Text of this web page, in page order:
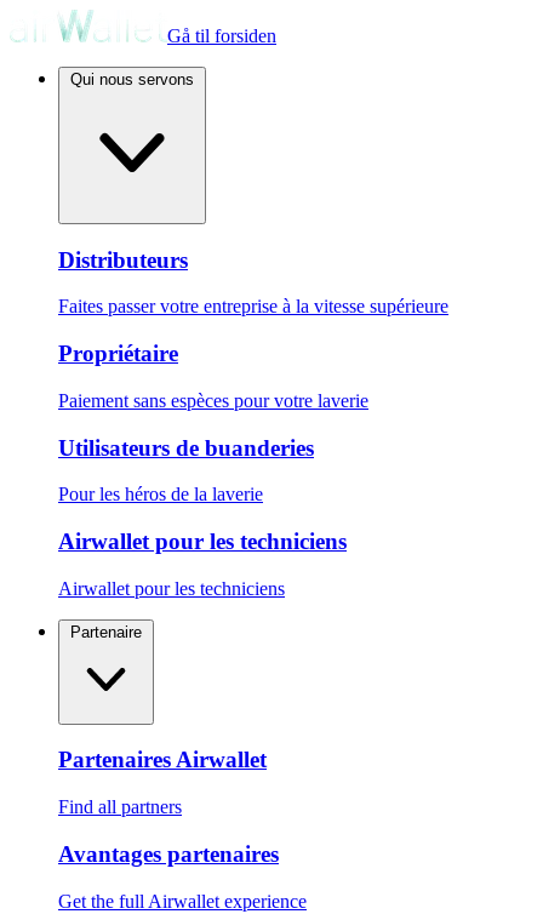
Gå til forsiden
Distributeurs
Faites passer votre entreprise à la vitesse supérieure
Propriétaire
Paiement sans espèces pour votre laverie
Utilisateurs de buanderies
Pour les héros de la laverie
Airwallet pour les techniciens
Airwallet pour les techniciens
Partenaires Airwallet
Find all partners
Avantages partenaires
Get the full Airwallet experience